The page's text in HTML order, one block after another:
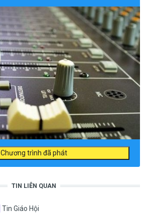
Chương trình đã phát
TIN LIÊN QUAN
Tin Giáo Hội